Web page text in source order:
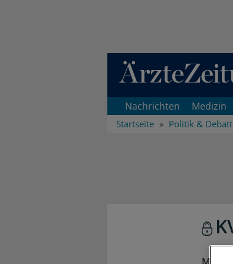
Direkt zum Inhaltsbereich
Nachrichten Medizin
Startseite Politik &